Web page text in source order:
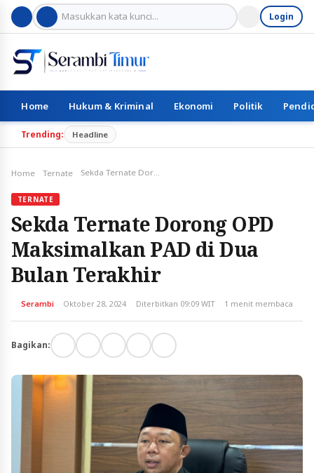
Login
Home Hukum & Kriminal Ekonomi Politik
Trending: Headline
Home Ternate Sekda Ternate Dorong OPD Maksimalkan PAD di Dua Bulan Terakhir
TERNATE
Sekda Ternate Dorong OPD
Maksimalkan PAD di Dua
Bulan Terakhir
Serambi Oktober 28, 2024 Diterbitkan 09:09 WIT 1 menit membaca
Bagikan: